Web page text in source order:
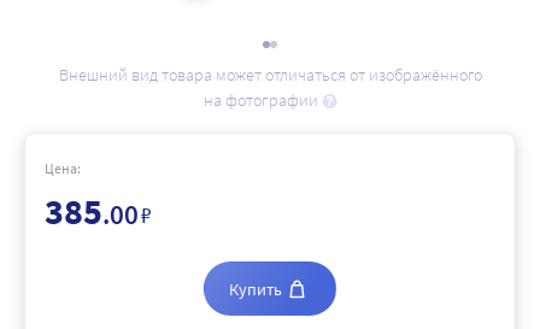
Внешний вид товара может отличаться от изображённого
на фотографии
Цена:
385.00₽
Купить